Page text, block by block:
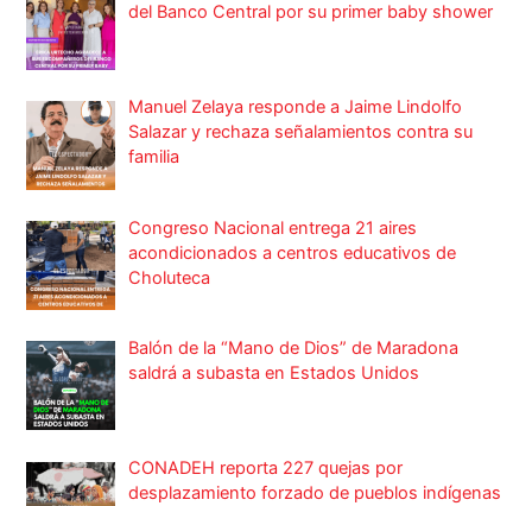
del Banco Central por su primer baby shower
Manuel Zelaya responde a Jaime Lindolfo
Salazar y rechaza señalamientos contra su
familia
Congreso Nacional entrega 21 aires
acondicionados a centros educativos de
Choluteca
Balón de la “Mano de Dios” de Maradona
saldrá a subasta en Estados Unidos
CONADEH reporta 227 quejas por
desplazamiento forzado de pueblos indígenas